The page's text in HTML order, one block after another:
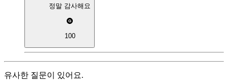
정말 감사해요
100
유사한 질문이 있어요.